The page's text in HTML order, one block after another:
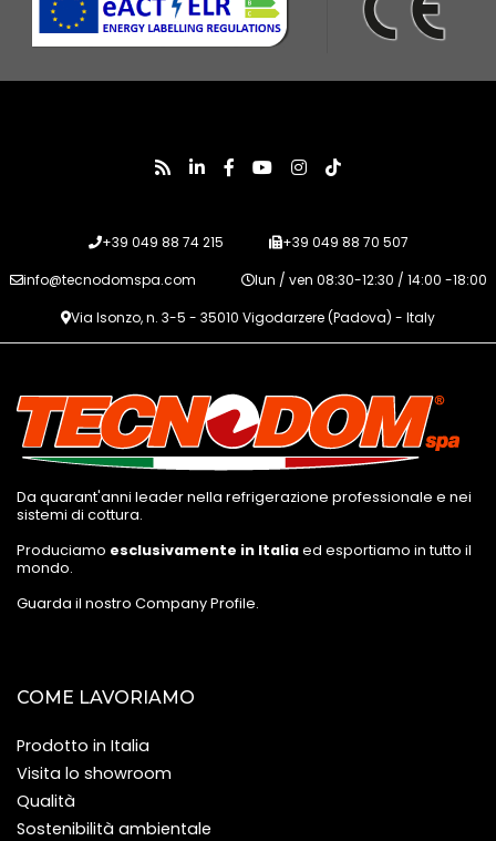
+39 049 88 74 215
+39 049 88 70 507
info@tecnodomspa.com
lun / ven 08:30-12:30 / 14:00 -18:00
Via Isonzo, n. 3-5 - 35010 Vigodarzere (Padova) - Italy
Da quarant'anni leader nella refrigerazione professionale e nei
sistemi di cottura.
Produciamo esclusivamente in Italiaed esportiamo in tutto il
mondo.
Guarda il nostro Company Profile.
COME LAVORIAMO
Prodotto in Italia
Visita lo showroom
Qualità
Sostenibilità ambientale